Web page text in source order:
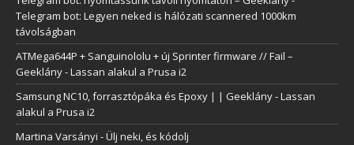
Telegram bot: Legyen neked is hálózati scannered 1000km
távolságban
ATMega644P + Sanguinololu + új Sprinter firmware // Fail –
Geeklány-Lassan alakul a Prusa i2
Samsung NC10, forrasztópáka és Epoxy | | Geeklány-Lassan
alakul a Prusa i2
Martina Varsányi -Ülj neki, és kódolj